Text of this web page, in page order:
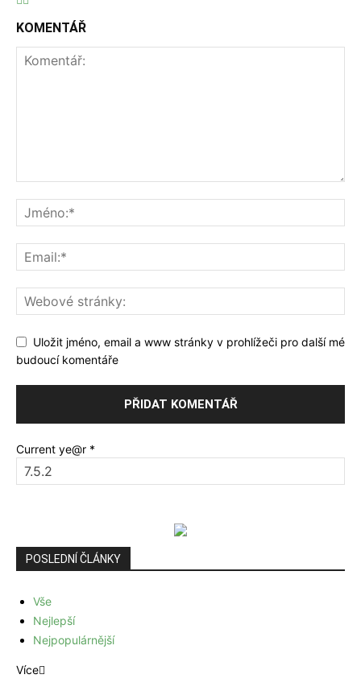
KOMENTÁŘ
Uložit jméno, email a www stránky v prohlížeči pro další mé
budoucí komentáře
Current ye@r *
POSLEDNÍ ČLÁNKY
Vše
Nejlepší
Nejpopulárnější
Více